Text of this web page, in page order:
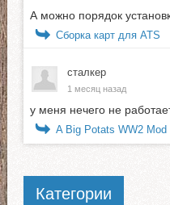
А можно порядок
Сборка карт для ATS
сталкер
1 месяц назад
у меня нечего не
A Big Potats WW2 Mod
Категории